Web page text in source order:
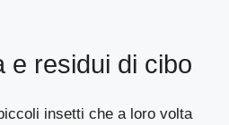
e residui di cibo
insetti che a loro volta